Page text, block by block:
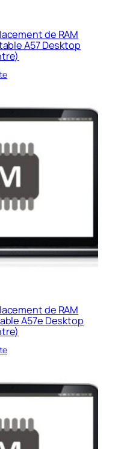
de RAM
A57 Desktop
de RAM
A57e Desktop